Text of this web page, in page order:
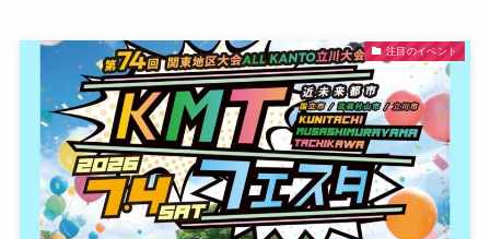
注目のイベント